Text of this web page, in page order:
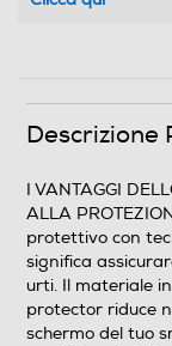
Descrizione
I VANTAGGI
ALLA
protettivo con
significa
urti. Il materiale
protector riduce
schermo del tuo